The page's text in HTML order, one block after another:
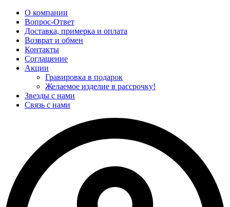
О компании
Вопрос-Ответ
Доставка, примерка и оплата
Возврат и обмен
Контакты
Соглашение
Акции
Гравировка в подарок
Желаемое изделие в рассрочку!
Звезды с нами
Связь с нами